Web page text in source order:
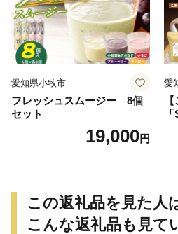
愛知県小牧市
フレッシュスムージー 8個
セット
19,000円
愛
この返礼品を見た人
こんな返礼品も見て